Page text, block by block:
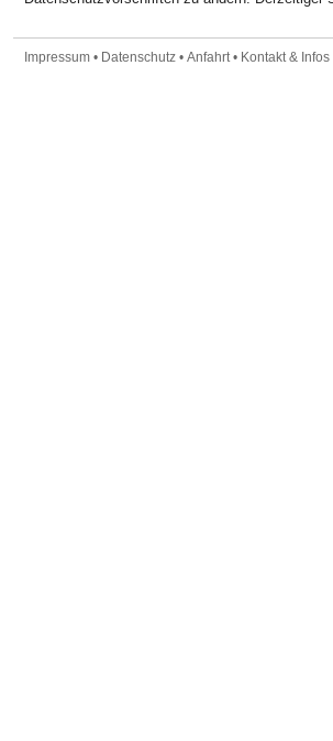
Impressum • Datenschutz • Anfahrt• Kontakt & Infos